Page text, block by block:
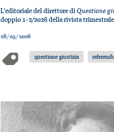
L'editoriale del direttore diQuestione
doppio 1-2/2026 della rivista trimestrale
28/05/2026
questione giustizia